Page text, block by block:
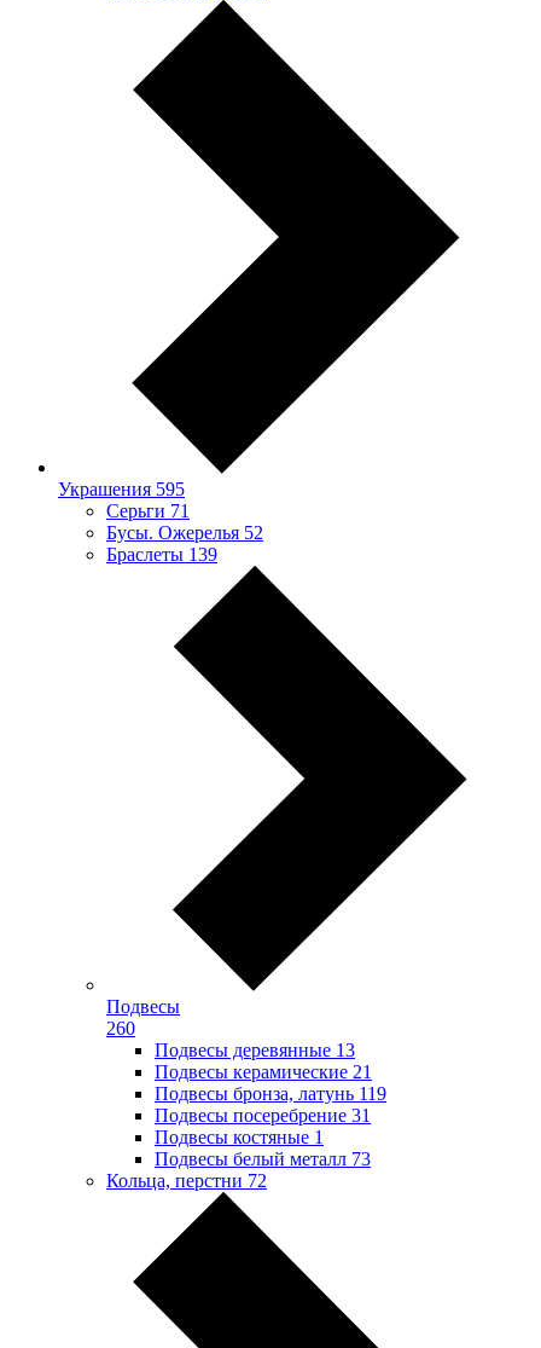
Украшения 595
Серьги 71
Бусы. Ожерелья 52
Браслеты 139
Подвесы
260
Подвесы деревянные 13
Подвесы керамические 21
Подвесы бронза, латунь 119
Подвесы посеребрение 31
Подвесы костяные 1
Подвесы белый металл 73
Кольца, перстни 72